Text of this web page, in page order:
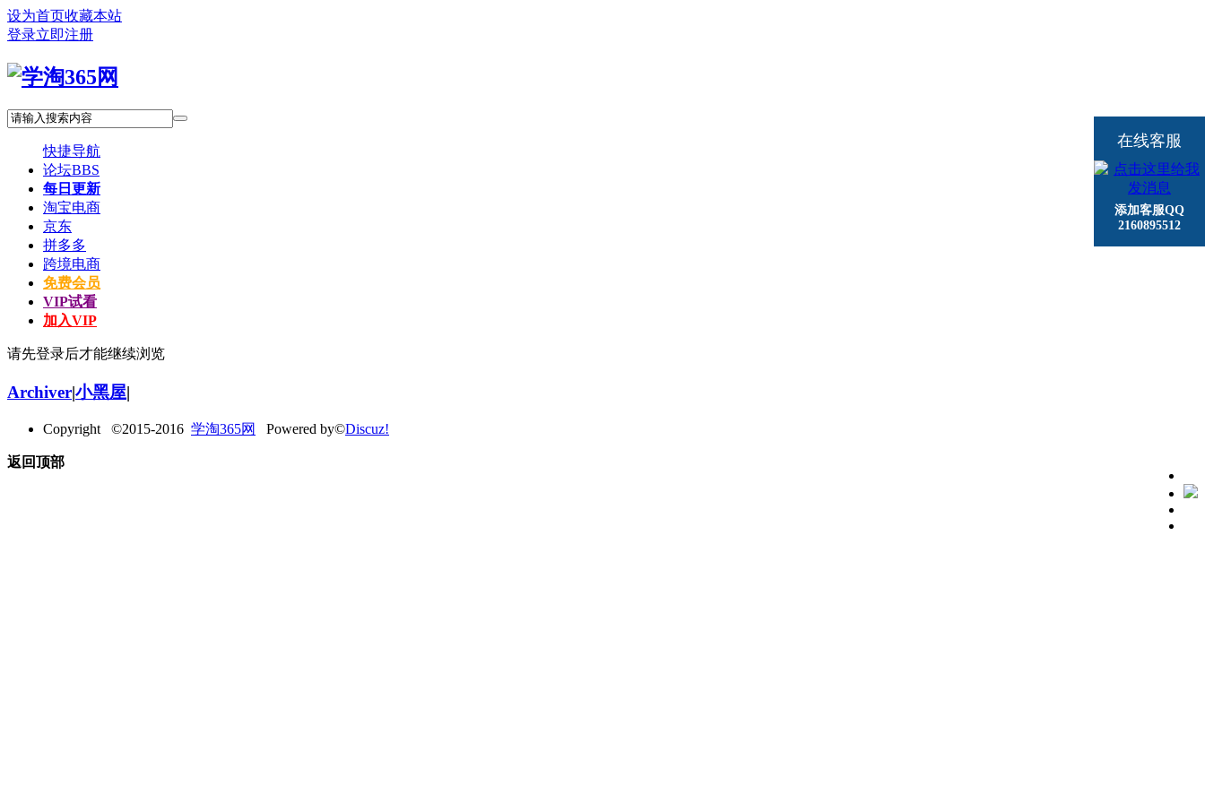
设为首页收藏本站
登录立即注册
快捷导航
论坛BBS
每日更新
淘宝电商
京东
拼多多
跨境电商
免费会员
VIP试看
加入VIP
请先登录后才能继续浏览
在线客服
添加客服QQ
2160895512
Archiver|小黑屋|
Copyright ©2015-2016 学淘365网 Powered by©Discuz!
返回顶部